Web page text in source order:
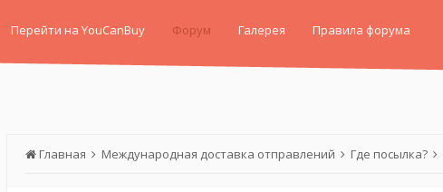
Перейти на YouCanBuy Форум Галерея Правила форума
Главная Международная доставка отправлений Где посылка?